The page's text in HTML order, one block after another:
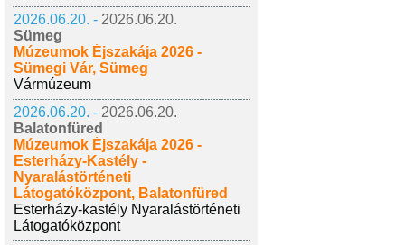
2026.06.20. - 2026.06.20.
Sümeg
Múzeumok Éjszakája 2026 -
Sümegi Vár, Sümeg
Vármúzeum
2026.06.20. - 2026.06.20.
Balatonfüred
Múzeumok Éjszakája 2026 -
Esterházy-Kastély -
Nyaralástörténeti
Látogatóközpont, Balatonfüred
Esterházy-kastély Nyaralástörténeti
Látogatóközpont